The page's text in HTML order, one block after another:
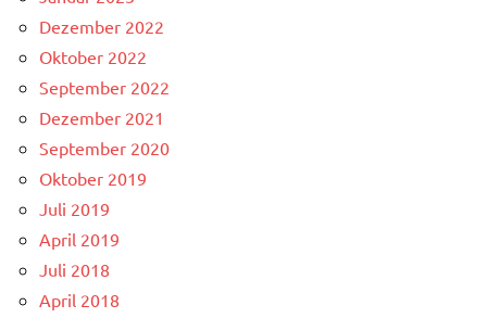
Dezember 2022
Oktober 2022
September 2022
Dezember 2021
September 2020
Oktober 2019
Juli 2019
April 2019
Juli 2018
April 2018